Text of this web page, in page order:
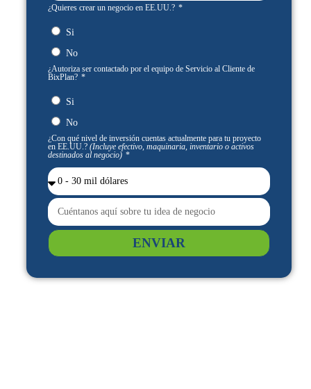
¿Quieres crear un negocio en EE.UU.?
Si
No
¿Autoriza ser contactado por el equipo de Servicio al Cliente de
BixPlan?
Si
No
¿Con qué nivel de inversión cuentas actualmente para tu proyecto
en EE.UU.? (Incluye efectivo, maquinaria, inventario o activos
destinados al negocio)
ENVIAR